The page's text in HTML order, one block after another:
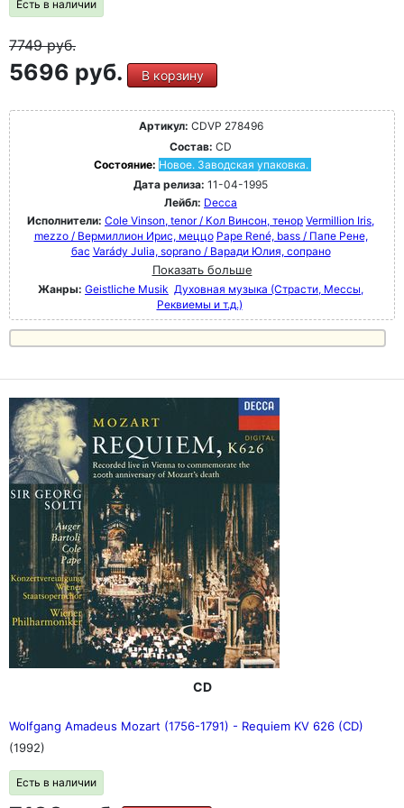
Есть в наличии
7749руб.
5696 руб. В корзину
Артикул: CDVP 278496
Состав: CD
Состояние: Новое. Заводская упаковка.
Дата релиза: 11-04-1995
Лейбл: Decca
Исполнители: Cole Vinson, tenor / Кол Винсон, тенор Vermillion Iris,
mezzo / Вермиллион Ирис, меццо Pape René, bass / Папе Рене,
бас Varády Julia, soprano / Варади Юлия, сопрано
Показать больше
Жанры: Geistliche Musik Духовная музыка (Страсти, Мессы,
Реквиемы и т.д.)
CD
Wolfgang Amadeus Mozart (1756-1791) - Requiem KV 626 (CD)
(1992)
Есть в наличии